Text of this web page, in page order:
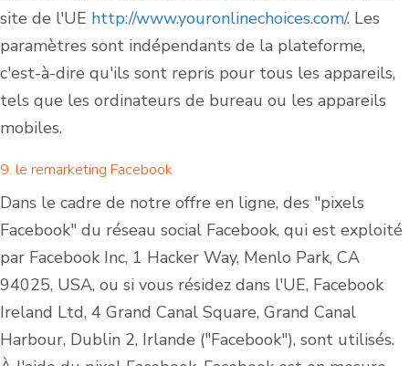
site de l'UE http://www.youronlinechoices.com/. Les
paramètres sont indépendants de la plateforme,
c'est-à-dire qu'ils sont repris pour tous les appareils,
tels que les ordinateurs de bureau ou les appareils
mobiles.
9. le remarketing Facebook
Dans le cadre de notre offre en ligne, des "pixels
Facebook" du réseau social Facebook, qui est exploité
par Facebook Inc, 1 Hacker Way, Menlo Park, CA
94025, USA, ou si vous résidez dans l'UE, Facebook
Ireland Ltd, 4 Grand Canal Square, Grand Canal
Harbour, Dublin 2, Irlande ("Facebook"), sont utilisés.